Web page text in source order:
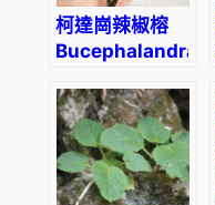
柯達崗辣椒榕
Bucephalandra